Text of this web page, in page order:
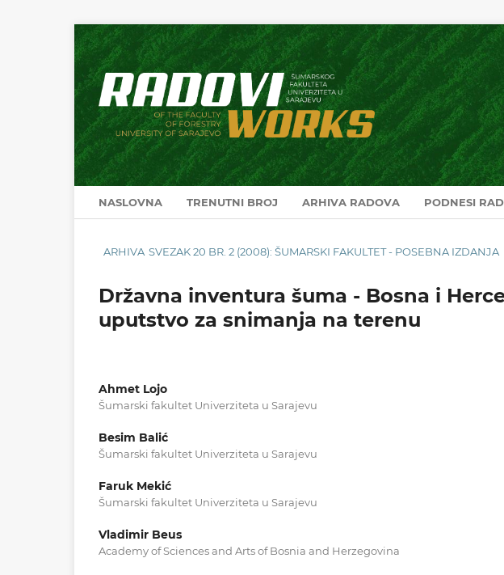
NASLOVNA TRENUTNI BROJ ARHIVA RADOVA PODNESI RAD
ARHIVA SVEZAK 20 BR. 2 (2008): ŠUMARSKI FAKULTET - POSEBNA IZDANJA
Državna inventura šuma - Bosna i
uputstvo za snimanja na terenu
Ahmet Lojo
Šumarski fakultet Univerziteta u Sarajevu
Besim Balić
Šumarski fakultet Univerziteta u Sarajevu
Faruk Mekić
Šumarski fakultet Univerziteta u Sarajevu
Vladimir Beus
Academy of Sciences and Arts of Bosnia and Herzegovina